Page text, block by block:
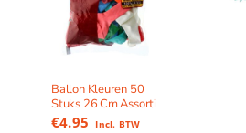
Ballon Kleuren 50
Stuks 26 Cm Assorti
€4.95 Incl. BTW